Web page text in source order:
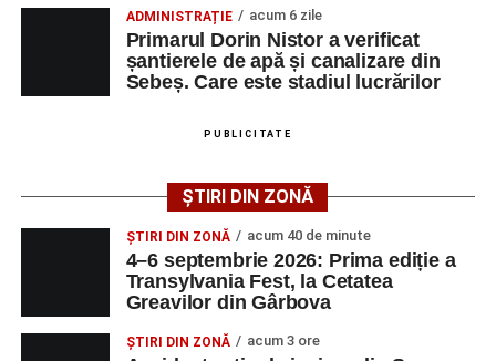
Transylvania Fest va avea loc în perioada
septembrie 2026, la Cetatea Greavilor din Gârbova
Intrarea este liberă pe întreaga durată a evenimentului.
Adaugă-ne ca sursă preferată
Urmărește-ne pe Google News
Ultimele știri din Sebeș
Regelui. Intervin pompierii din Sebeș
Biciclist de 70 de ani, rănit într-un accident rutier
produs pe strada Dorobanți din Sebeș
ADMINISTRAȚIE acum 6 zile
Primarul Dorin Nistor a verificat
șantierele de apă și canalizare din
Sebeș. Care este stadiul lucrărilor
PUBLICITATE
ȘTIRI DIN ZONĂ
ȘTIRI DIN ZONĂ acum 40 de minute
4–6 septembrie 2026: Prima ediție a
Transylvania Fest, la Cetatea
Greavilor din Gârbova
ȘTIRI DIN ZONĂ acum 3 ore